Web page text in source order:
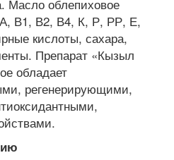
Масло облепиховое
В1, В2, В4, К, Р, РР, Е,
кислоты, сахара,
Препарат «Кызыл
обладает
регенерирующими,